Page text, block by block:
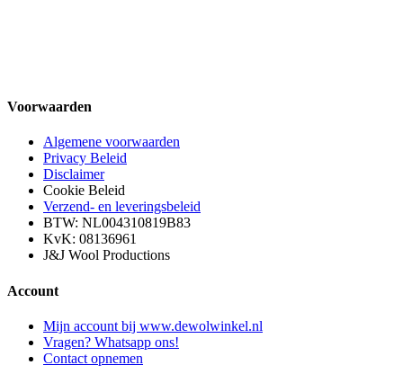
Voorwaarden
Algemene voorwaarden
Privacy Beleid
Disclaimer
Cookie Beleid
Verzend- en leveringsbeleid
BTW: NL004310819B83
KvK: 08136961
J&J Wool Productions
Account
Mijn account bij www.dewolwinkel.nl
Vragen? Whatsapp ons!
Contact opnemen